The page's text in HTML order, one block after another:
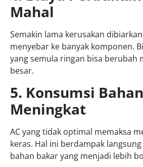
Mahal
Semakin lama kerusakan
menyebar ke banyak komponen.
yang semula ringan bisa berubah
besar.
5. Konsumsi
Meningkat
AC yang tidak optimal memaksa
keras. Hal ini berdampak
bahan bakar yang menjadi lebih